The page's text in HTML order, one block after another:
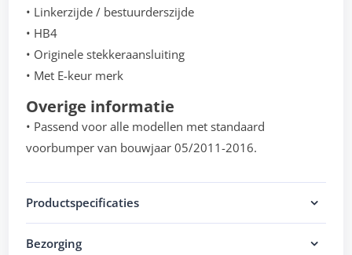
• Linkerzijde / bestuurderszijde
• HB4
• Originele stekkeraansluiting
• Met E-keur merk
Overige informatie
• Passend voor alle modellen met standaard
voorbumper van bouwjaar 05/2011-2016.
Productspecificaties
Bezorging